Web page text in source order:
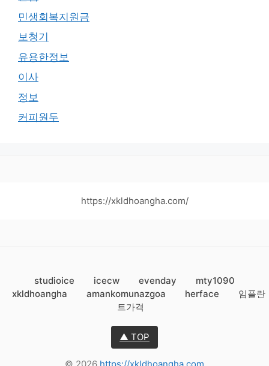
민생회복지원금
보청기
유용한정보
이사
정보
커피원두
https://xkldhoangha.com/
studioice icecw evenday
mty1090
xkldhoangha
amankomunazgoa herface
임플란
트가격
▲ TOP